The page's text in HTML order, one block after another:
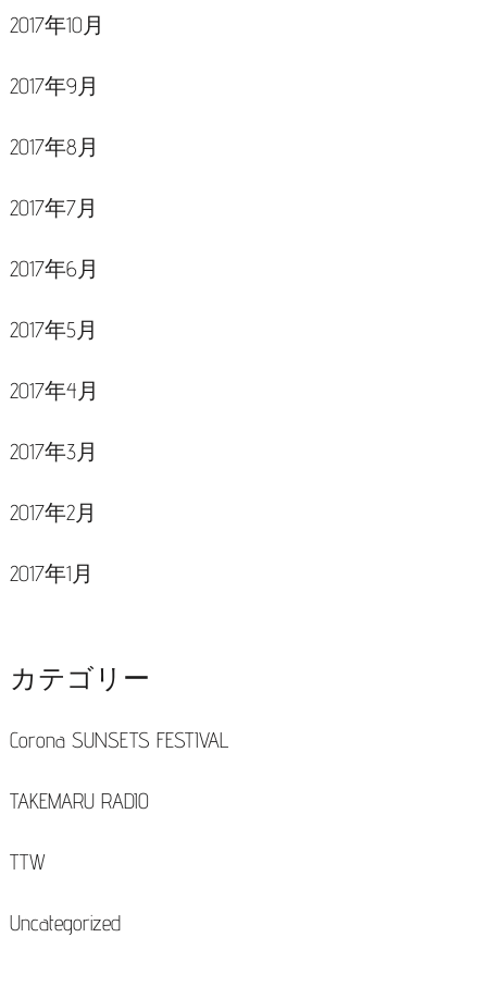
2017年10月
2017年9月
2017年8月
2017年7月
2017年6月
2017年5月
2017年4月
2017年3月
2017年2月
2017年1月
カテゴリー
Corona SUNSETS FESTIVAL
TAKEMARU RADIO
TTW
Uncategorized